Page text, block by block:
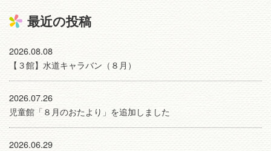
最近の投稿
2026.08.08
【３館】水道キャラバン（８月）
2026.07.26
児童館「８月のおたより」を追加しました
2026.06.29